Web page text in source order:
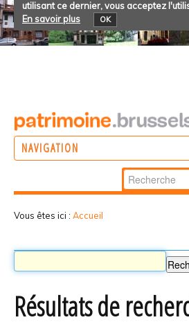
utilisant ce dernier, vous acceptez
En savoir plus
OK
NAVIGATION
Chercher par
Recherche
Vous êtes ici : Accueil
Résultats de